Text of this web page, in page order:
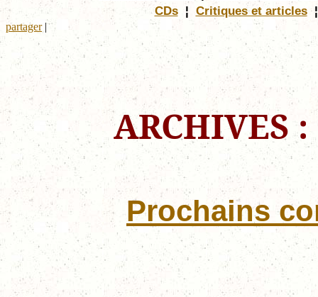
CDs ¦ Critiques et articles ¦
partager |
ARCHIVES :
Prochains